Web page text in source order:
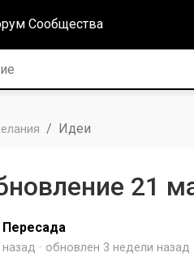
Сообщества
Идеи
21
обновлен 3 недели назад